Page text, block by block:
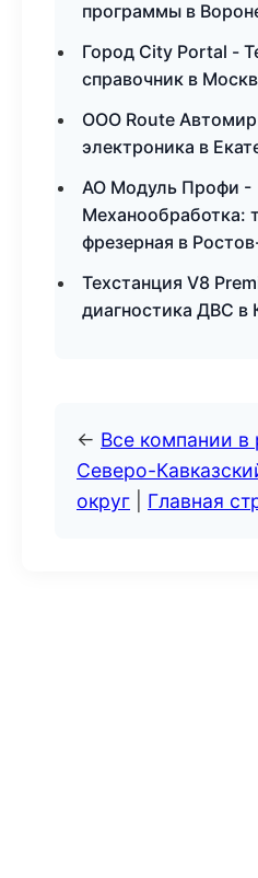
программы в
Город City Portal -
справочник в
ООО Route
электроника в
АО Модуль Профи -
Механообработка:
фрезерная в
Техстанция V8
диагностика ДВС в
← Все компании в
Северо-
округ
Главная